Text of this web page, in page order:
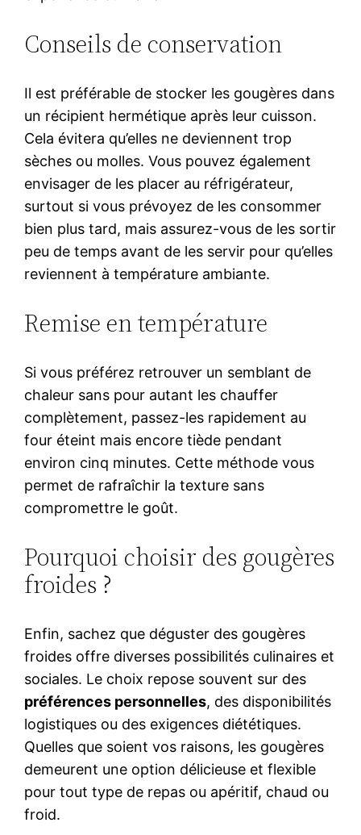
Conseils de conservation
Il est préférable de stocker les gougères dans
un récipient hermétique après leur cuisson.
Cela évitera qu’elles ne deviennent trop
sèches ou molles. Vous pouvez également
envisager de les placer au réfrigérateur,
surtout si vous prévoyez de les consommer
bien plus tard, mais assurez-vous de les sortir
peu de temps avant de les servir pour qu’elles
reviennent à température ambiante.
Remise en température
Si vous préférez retrouver un semblant de
chaleur sans pour autant les chauffer
complètement, passez-les rapidement au
four éteint mais encore tiède pendant
environ cinq minutes. Cette méthode vous
permet de rafraîchir la texture sans
compromettre le goût.
Pourquoi choisir des gougères
froides ?
Enfin, sachez que déguster des gougères
froides offre diverses possibilités culinaires et
sociales. Le choix repose souvent sur des
préférences personnelles, des disponibilités
logistiques ou des exigences diététiques.
Quelles que soient vos raisons, les gougères
demeurent une option délicieuse et flexible
pour tout type de repas ou apéritif, chaud ou
froid.